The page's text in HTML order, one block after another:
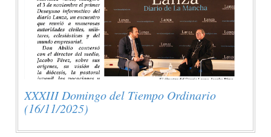
XXXIII Domingo del Tiempo Ordinario
(16/11/2025)